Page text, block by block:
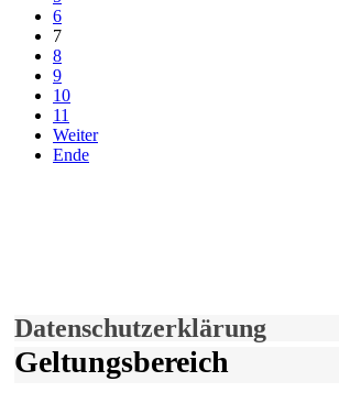
6
7
8
9
10
11
Weiter
Ende
Datenschutzerklärung
Geltungsbereich